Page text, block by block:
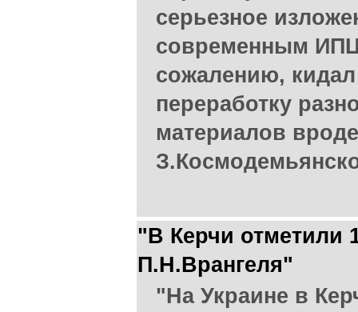
серьезное
современным
сожалению,
переработку
материалов
"В Керчи отметили
П.Н.Врангеля"
"На Украине в